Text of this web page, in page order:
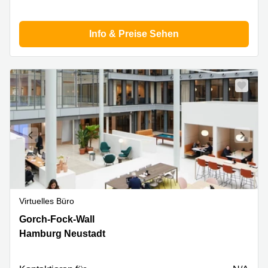
Info & Preise Sehen
Virtuelles Büro
Gorch-
Fock-
Gorch-Fock-Wall
Hamburg Neustadt